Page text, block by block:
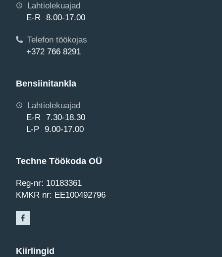
Lahtiolekuajad
E-R 8.00-17.00
Telefon töökojas
+372 766 8291
Bensiinitankla
Lahtiolekuajad
E-R 7.30-18.30
L-P 9.00-17.00
Techne Töökoda OÜ
Reg-nr: 10183361
KMKR nr: EE100492796
Kiirlingid